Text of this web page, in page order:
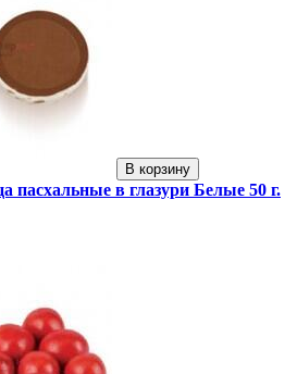
В корзину
в глазури Белые 50 г.